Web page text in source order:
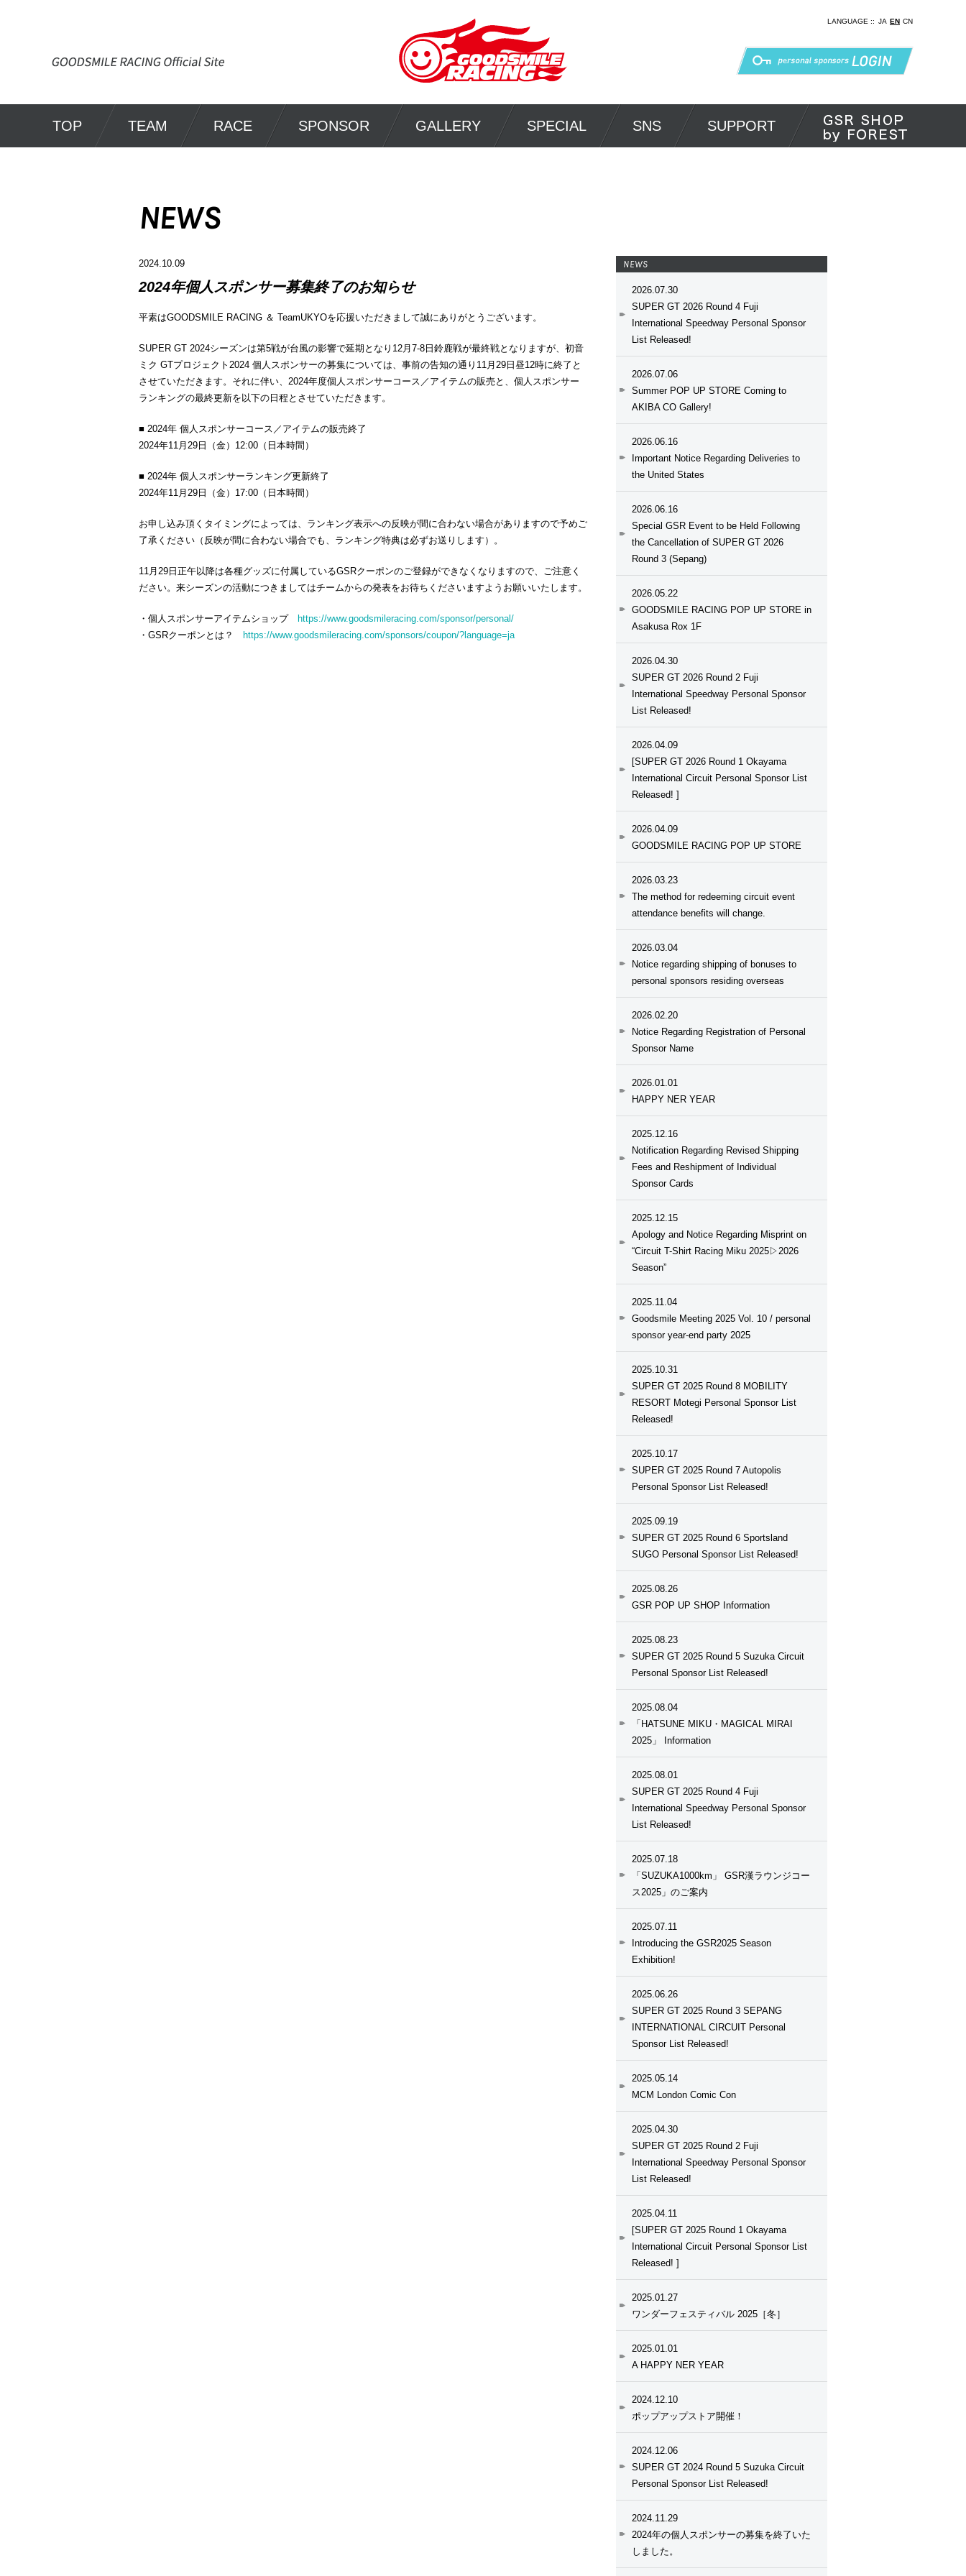
LANGUAGE :: JA EN CN
TOP TEAM RACE SPONSOR GALLERY SPECIAL SNS SUPPORT
NEWS
2024.10.09
2024年個人スポンサー募集終了のお知らせ
平素はGOODSMILE RACING ＆ TeamUKYOを応援いただきまして誠にありがとうございます。
SUPER GT 2024シーズンは第5戦が台風の影響で延期となり12月7-8日鈴鹿戦が最終戦となりますが、初音
ミク GTプロジェクト2024 個人スポンサーの募集については、事前の告知の通り11月29日昼12時に終了と
させていただきます。それに伴い、2024年度個人スポンサーコース／アイテムの販売と、個人スポンサー
ランキングの最終更新を以下の日程とさせていただきます。
■ 2024年 個人スポンサーコース／アイテムの販売終了
2024年11月29日（金）12:00（日本時間）
■ 2024年 個人スポンサーランキング更新終了
2024年11月29日（金）17:00（日本時間）
お申し込み頂くタイミングによっては、ランキング表示への反映が間に合わない場合がありますので予めご
了承ください（反映が間に合わない場合でも、ランキング特典は必ずお送りします）。
11月29日正午以降は各種グッズに付属しているGSRクーポンのご登録ができなくなりますので、ご注意く
ださい。来シーズンの活動につきましてはチームからの発表をお待ちくださいますようお願いいたします。
・個人スポンサーアイテムショップ
https://www.goodsmileracing.com/sponsor/personal/
・GSRクーポンとは？
https://www.goodsmileracing.com/sponsors/coupon/?language=ja
NEWS
2026.07.30
SUPER GT 2026 Round 4 Fuji
International Speedway Personal Sponsor
List Released!
2026.07.06
Summer POP UP STORE Coming to
AKIBA CO Gallery!
2026.06.16
Important Notice Regarding Deliveries to
the United States
2026.06.16
Special GSR Event to be Held Following
the Cancellation of SUPER GT 2026
Round 3 (Sepang)
2026.05.22
GOODSMILE RACING POP UP STORE in
Asakusa Rox 1F
2026.04.30
SUPER GT 2026 Round 2 Fuji
International Speedway Personal Sponsor
List Released!
2026.04.09
[SUPER GT 2026 Round 1 Okayama
International Circuit Personal Sponsor List
Released! ]
2026.04.09
GOODSMILE RACING POP UP STORE
2026.03.23
The method for redeeming circuit event
attendance benefits will change.
2026.03.04
Notice regarding shipping of bonuses to
personal sponsors residing overseas
2026.02.20
Notice Regarding Registration of Personal
Sponsor Name
2026.01.01
HAPPY NER YEAR
2025.12.16
Notification Regarding Revised Shipping
Fees and Reshipment of Individual
Sponsor Cards
2025.12.15
Apology and Notice Regarding Misprint on
“Circuit T-Shirt Racing Miku 2025▷2026
Season”
2025.11.04
Goodsmile Meeting 2025 Vol. 10 / personal
sponsor year-end party 2025
2025.10.31
SUPER GT 2025 Round 8 MOBILITY
RESORT Motegi Personal Sponsor List
Released!
2025.10.17
SUPER GT 2025 Round 7 Autopolis
Personal Sponsor List Released!
2025.09.19
SUPER GT 2025 Round 6 Sportsland
SUGO Personal Sponsor List Released!
2025.08.26
GSR POP UP SHOP Information
2025.08.23
SUPER GT 2025 Round 5 Suzuka Circuit
Personal Sponsor List Released!
2025.08.04
「HATSUNE MIKU・MAGICAL MIRAI
2025」 Information
2025.08.01
SUPER GT 2025 Round 4 Fuji
International Speedway Personal Sponsor
List Released!
2025.07.18
「SUZUKA1000km」 GSR漢ラウンジコー
ス2025」のご案内
2025.07.11
Introducing the GSR2025 Season
Exhibition!
2025.06.26
SUPER GT 2025 Round 3 SEPANG
INTERNATIONAL CIRCUIT Personal
Sponsor List Released!
2025.05.14
MCM London Comic Con
2025.04.30
SUPER GT 2025 Round 2 Fuji
International Speedway Personal Sponsor
List Released!
2025.04.11
[SUPER GT 2025 Round 1 Okayama
International Circuit Personal Sponsor List
Released! ]
2025.01.27
ワンダーフェスティバル 2025［冬］
2025.01.01
A HAPPY NER YEAR
2024.12.10
ポップアップストア開催！
2024.12.06
SUPER GT 2024 Round 5 Suzuka Circuit
Personal Sponsor List Released!
2024.11.29
2024年の個人スポンサーの募集を終了いた
しました。